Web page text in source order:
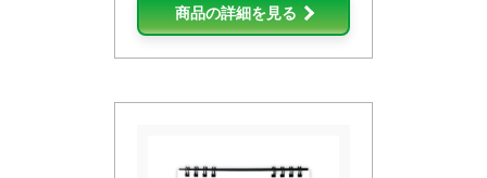
商品の詳細を見る